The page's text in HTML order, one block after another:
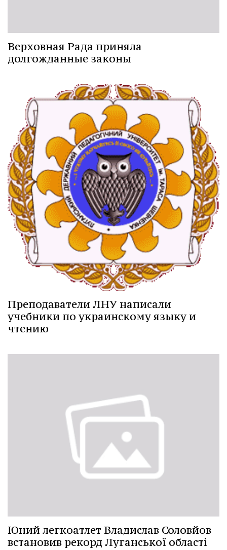
Верховная Рада приняла
долгожданные законы
Преподаватели ЛНУ написали
учебники по украинскому языку и
чтению
Юний легкоатлет Владислав Соловйов
встановив рекорд Луганської області